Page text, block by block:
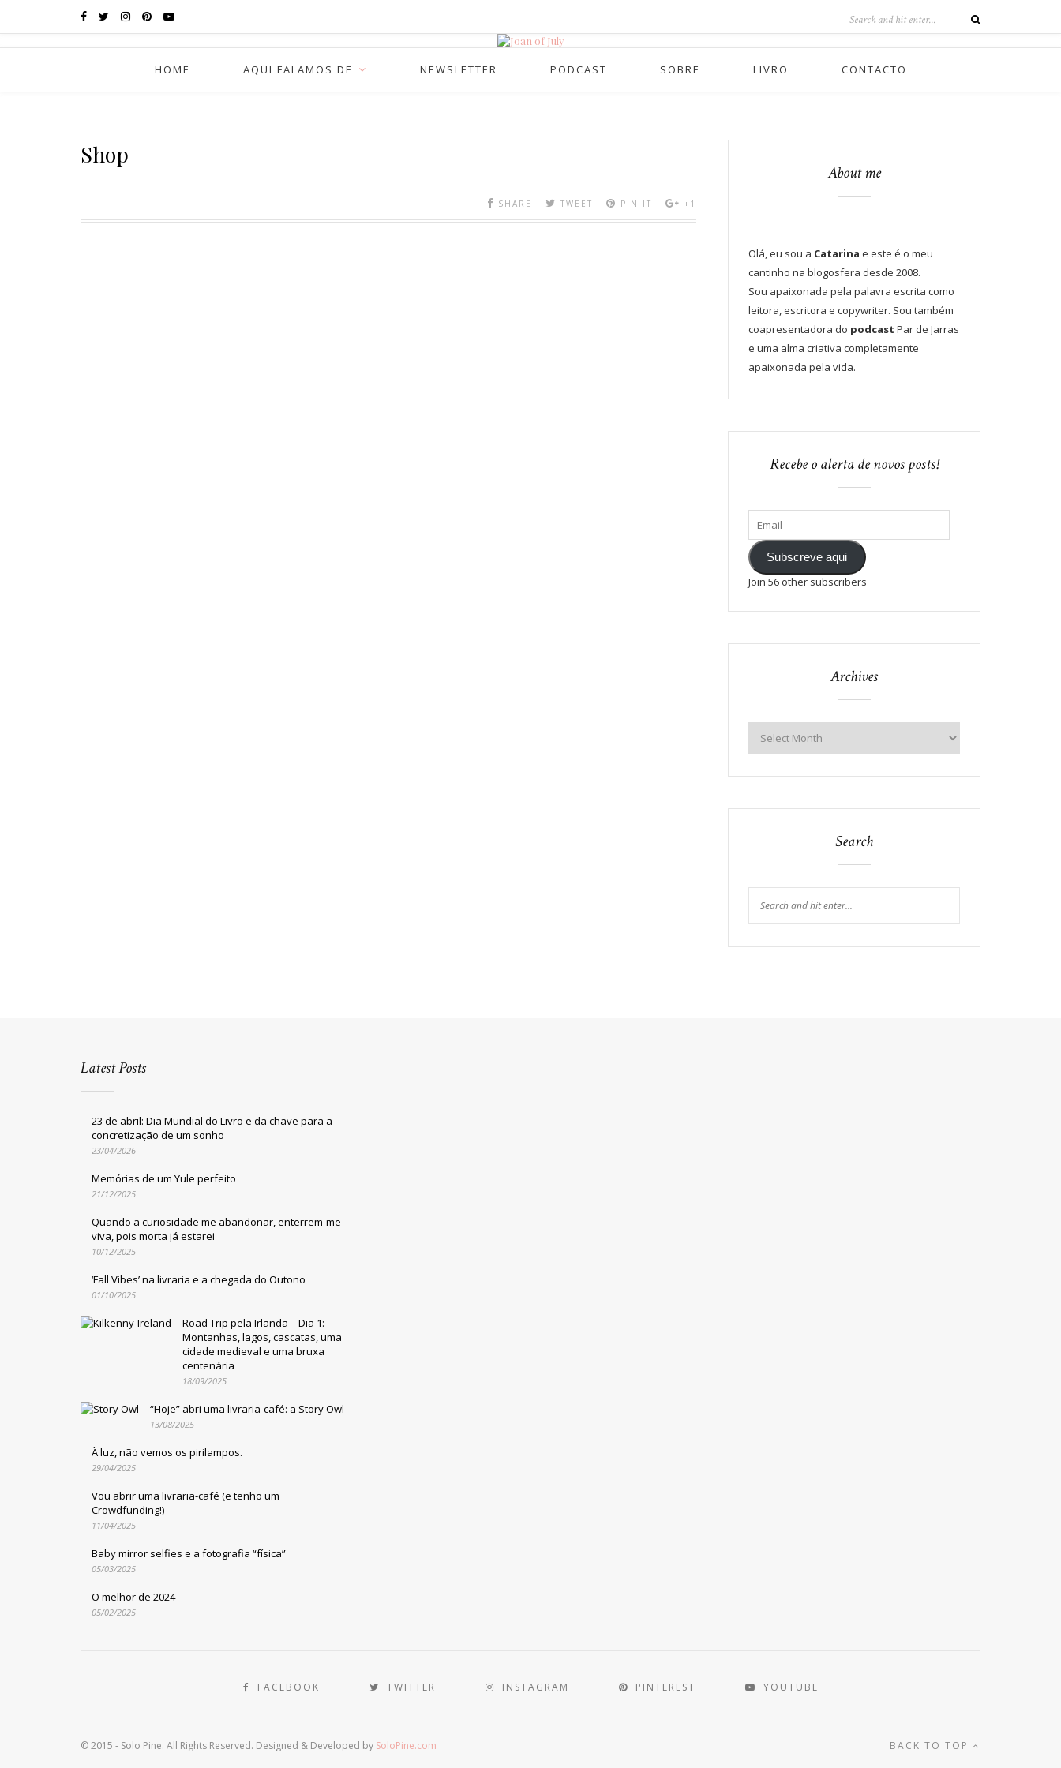
HOME AQUI FALAMOS DE NEWSLETTER PODCAST SOBRE LIVRO CONTACTO
Shop
SHARE TWEET PIN IT +1
About me
Olá, eu sou a Catarina e este é o meu
cantinho na blogosfera desde 2008.
Sou apaixonada pela palavra escrita como
leitora, escritora e copywriter. Sou também
coapresentadora do podcast Par de Jarras
e uma alma criativa completamente
apaixonada pela vida.
Recebe o alerta de novos posts!
Subscreve aqui
Join 56 other subscribers
Archives
Search
Latest Posts
23 de abril: Dia Mundial do Livro e da chave para a
concretização de um sonho
23/04/2026
Memórias de um Yule perfeito
21/12/2025
Quando a curiosidade me abandonar, enterrem-me
viva, pois morta já estarei
10/12/2025
‘Fall Vibes’ na livraria e a chegada do Outono
01/10/2025
Road Trip pela Irlanda – Dia 1:
Montanhas, lagos, cascatas, uma
cidade medieval e uma bruxa
centenária
18/09/2025
“Hoje” abri uma livraria-café: a Story Owl
13/08/2025
À luz, não vemos os pirilampos.
29/04/2025
Vou abrir uma livraria-café (e tenho um
Crowdfunding!)
11/04/2025
Baby mirror selfies e a fotografia “física”
05/03/2025
O melhor de 2024
05/02/2025
FACEBOOK TWITTER INSTAGRAM PINTEREST YOUTUBE
© 2015 - Solo Pine. All Rights Reserved. Designed & Developed by SoloPine.com BACK TO TOP